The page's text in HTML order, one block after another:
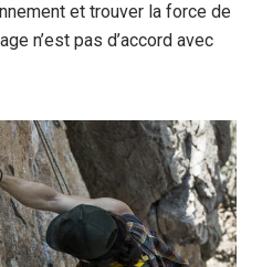
et trouver la force de
n’est pas d’accord avec